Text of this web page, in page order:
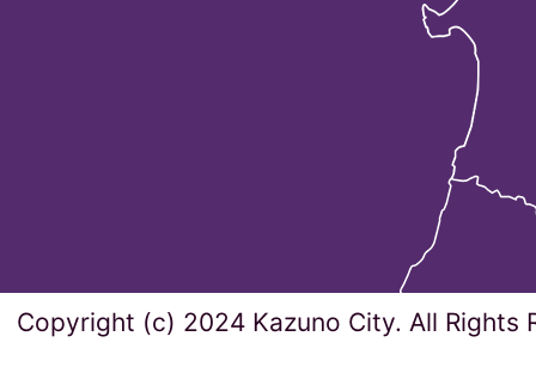
Copyright (c) 2024 Kazuno City. All Rights